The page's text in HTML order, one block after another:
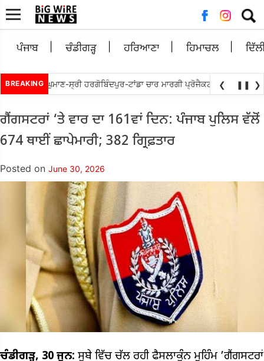
for:
ਪੰਜਾਬ ਚੰਡੀਗੜ੍ਹ ਹਰਿਆਣਾ ਹਿਮਾਚਲ
BREAKINGਵਲੋ ਘੁਮਾਣ-ਸ੍ਰੀ ਹਰਗੋਬਿੰਦਪੁਰ-ਟਾਂਡਾ ਚਾਰ ਮਾਰਗੀ ਪ੍ਰੋਜੈਕਟ ਨੂੰ ਜਲਦ ਮੁੜ
❮ ❚❚ ❯
ਗੈਂਗਸਟਰਾਂ ‘ਤੇ ਵਾਰ ਦਾ 161ਵਾਂ ਦਿਨ: ਪੰਜਾਬ ਪੁਲਿਸ ਵੱਲੋਂ
674 ਥਾਈਂ ਛਾਪੇਮਾਰੀ; 382 ਗ੍ਰਿਫ਼ਤਾਰ
Posted on June 30, 2026
ਚੰਡੀਗੜ੍ਹ, 30 ਜੂਨ: ਸੂਬੇ ਵਿੱਚ ਚੱਲ ਰਹੀ ਫੈਸਲਾਕੁੰਨ ਮੁਹਿੰਮ ’ਗੈਂਗਸਟਰਾਂ